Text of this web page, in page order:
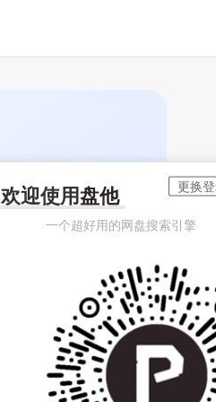
欢迎使用盘他
一个超好用的网盘搜索引擎